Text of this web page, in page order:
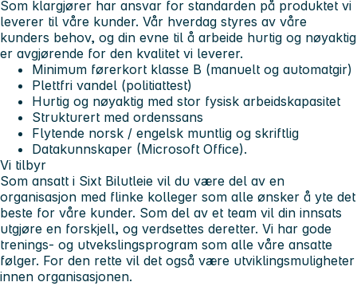
Som klargjører har ansvar for standarden på produktet vi
leverer til våre kunder. Vår hverdag styres av våre
kunders behov, og din evne til å arbeide hurtig og nøyaktig
er avgjørende for den kvalitet vi leverer.
Minimum førerkort klasse B (manuelt og automatgir)
Plettfri vandel (politiattest)
Hurtig og nøyaktig med stor fysisk arbeidskapasitet
Strukturert med ordenssans
Flytende norsk / engelsk muntlig og skriftlig
Datakunnskaper (Microsoft Office).
Vi tilbyr
Som ansatt i Sixt Bilutleie vil du være del av en
organisasjon med flinke kolleger som alle ønsker å yte det
beste for våre kunder. Som del av et team vil din innsats
utgjøre en forskjell, og verdsettes deretter. Vi har gode
trenings- og utvekslingsprogram som alle våre ansatte
følger. For den rette vil det også være utviklingsmuligheter
innen organisasjonen.